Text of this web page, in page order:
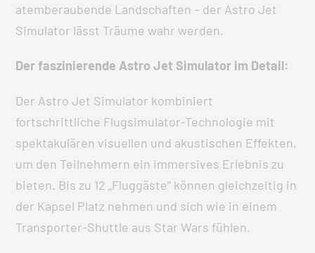
atemberaubende Landschaften – der Astro Jet
Simulator lässt Träume wahr werden.
Der faszinierende Astro Jet Simulator im Detail:
Der Astro Jet Simulator kombiniert
fortschrittliche Flugsimulator-Technologie mit
spektakulären visuellen und akustischen Effekten,
um den Teilnehmern ein immersives Erlebnis zu
bieten. Bis zu 12 „Fluggäste“ können gleichzeitig in
der Kapsel Platz nehmen und sich wie in einem
Transporter-Shuttle aus Star Wars fühlen.